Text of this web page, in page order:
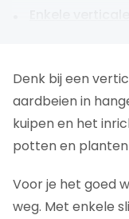
Enkele
Denk bij een
aardbeien in
kuipen en het
potten en
Voor je het goed
weg. Met enkele